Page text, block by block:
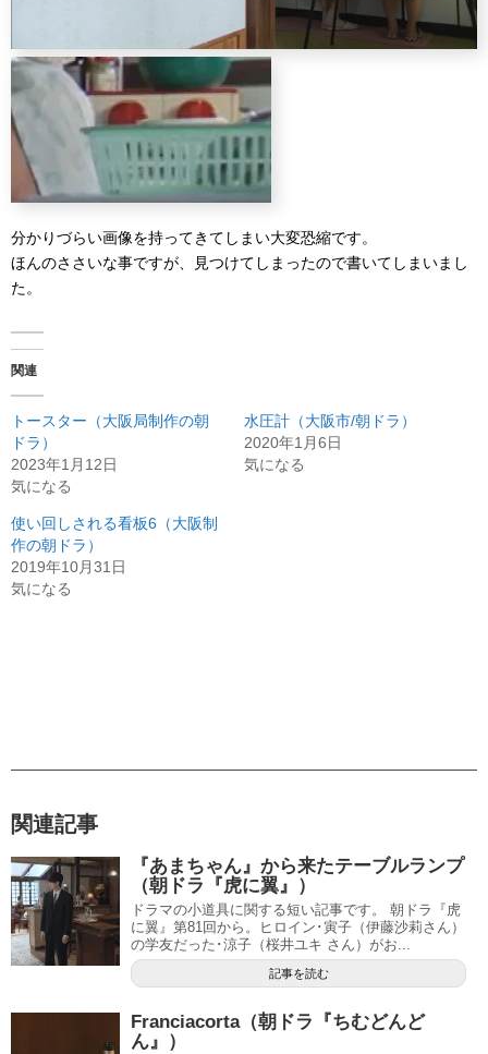
分かりづらい画像を持ってきてしまい大変恐縮です。
ほんのささいな事ですが、見つけてしまったので書いてしまいまし
た。
関連
トースター（大阪局制作の朝
ドラ）
2023年1月12日
気になる
水圧計（大阪市/朝ドラ）
2020年1月6日
気になる
使い回しされる看板6（大阪制
作の朝ドラ）
2019年10月31日
気になる
関連記事
『あまちゃん』から来たテーブルランプ
（朝ドラ『虎に翼』）
ドラマの小道具に関する短い記事です。 朝ドラ『虎
に翼』第81回から。ヒロイン･寅子（伊藤沙莉さん）
の学友だった･涼子（桜井ユキ さん）がお...
記事を読む
Franciacorta（朝ドラ『ちむどんど
ん』）